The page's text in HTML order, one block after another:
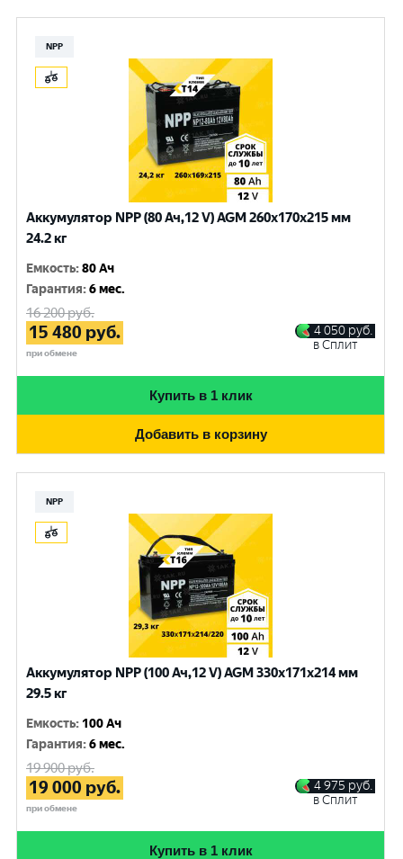
NPP
Аккумулятор NPP (80 Ач,12 V) AGM 260x170x215 мм
24.2 кг
Емкость:80 Ач
Гарантия:6 мес.
16 200руб.
15 480 руб.
при обмене
4 050 руб.
в Сплит
Купить в 1 клик
Добавить в корзину
NPP
Аккумулятор NPP (100 Ач,12 V) AGM 330x171x214 мм
29.5 кг
Емкость: 100 Ач
Гарантия:6 мес.
19 900руб.
19 000 руб.
при обмене
4 975 руб.
в Сплит
Купить в 1 клик